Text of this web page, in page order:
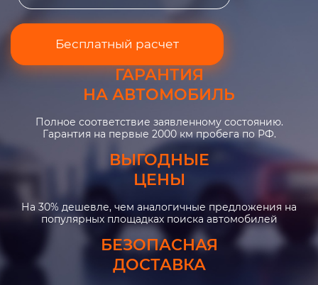
Бесплатный расчет
ГАРАНТИЯ
НА АВТОМОБИЛЬ
Полное соответствие заявленному состоянию.
Гарантия на первые 2000 км пробега по РФ.
ВЫГОДНЫЕ
ЦЕНЫ
На 30% дешевле, чем аналогичные предложения на
популярных площадках поиска автомобилей
БЕЗОПАСНАЯ
ДОСТАВКА